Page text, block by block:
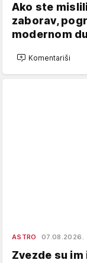
Ako ste
zaborav,
modernom
Komentariši
ASTRO 07.08.2026.
Zvezde su